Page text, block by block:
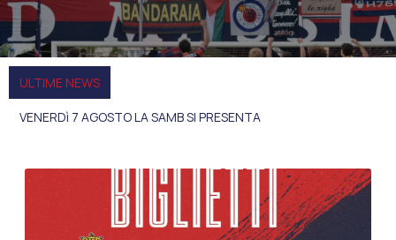
ULTIME NEWS
VENERDì 7 AGOSTO LA SAMB SI PRESENTA